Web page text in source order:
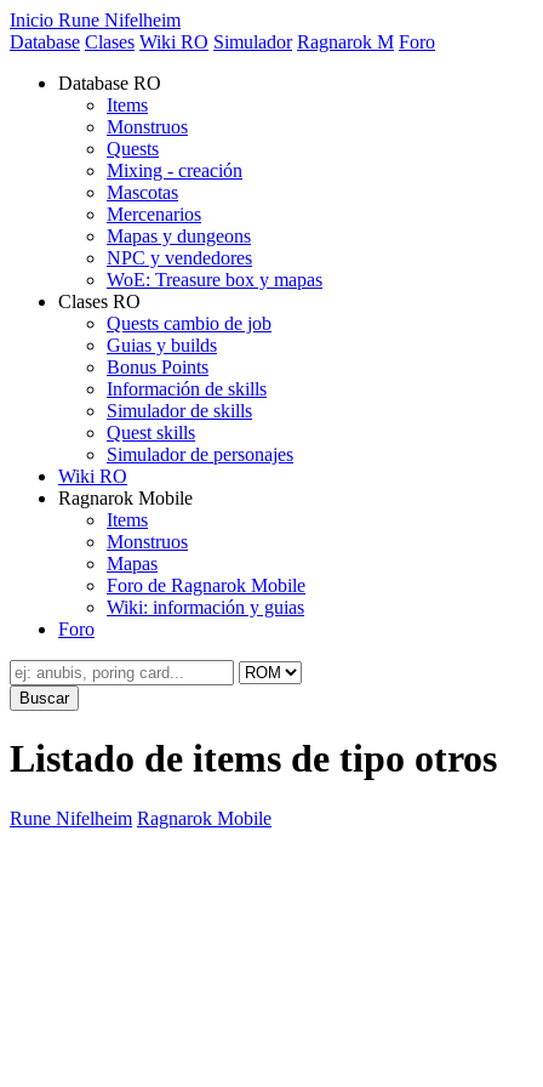
Inicio Rune Nifelheim
Database Clases Wiki RO Simulador Ragnarok M Foro
Database RO
Items
Monstruos
Quests
Mixing - creación
Mascotas
Mercenarios
Mapas y dungeons
NPC y vendedores
WoE: Treasure box y mapas
Clases RO
Quests cambio de job
Guias y builds
Bonus Points
Información de skills
Simulador de skills
Quest skills
Simulador de personajes
Wiki RO
Ragnarok Mobile
Items
Monstruos
Mapas
Foro de Ragnarok Mobile
Wiki: información y guias
Foro
Listado de items de tipo otros
Rune Nifelheim Ragnarok Mobile